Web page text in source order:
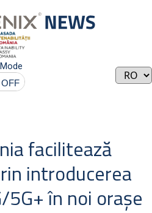
facilitează
introducerea
în noi orașe